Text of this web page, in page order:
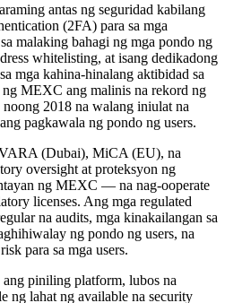
antas ng seguridad kabilang
(2FA) para sa mga
malaking bahagi ng mga pondo ng
whitelisting, at isang dedikadong
mga kahina-hinalang aktibidad sa
MEXC ang malinis na rekord ng
2018 na walang iniulat na
pagkawala ng pondo ng users.
(Dubai), MiCA (EU), na
oversight at proteksyon ng
ng MEXC — na nag-ooperate
licenses. Ang mga regulated
na audits, mga kinakailangan sa
ng pondo ng users, na
para sa mga users.
ang piniling platform, lubos na
ng lahat ng available na security